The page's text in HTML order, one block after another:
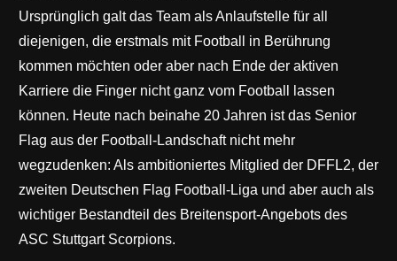
Ursprünglich galt das Team als Anlaufstelle für all
diejenigen, die erstmals mit Football in Berührung
kommen möchten oder aber nach Ende der aktiven
Karriere die Finger nicht ganz vom Football lassen
können. Heute nach beinahe 20 Jahren ist das Senior
Flag aus der Football-Landschaft nicht mehr
wegzudenken: Als ambitioniertes Mitglied der DFFL2, der
zweiten Deutschen Flag Football-Liga und aber auch als
wichtiger Bestandteil des Breitensport-Angebots des
ASC Stuttgart Scorpions.